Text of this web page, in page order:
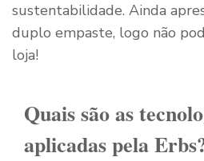
sustentabilidade. Ainda
duplo empaste, logo não
loja!
Quais são as
aplicadas pela